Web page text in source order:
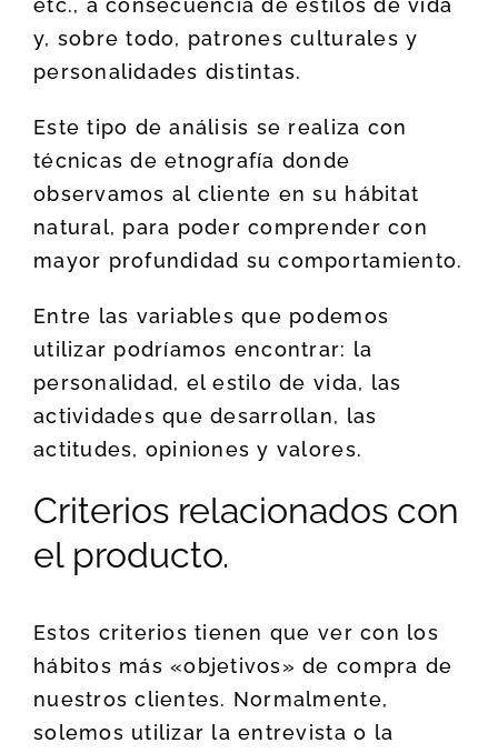
etc., a consecuencia de estilos de vida
y, sobre todo, patrones culturales y
personalidades distintas.
Este tipo de análisis se realiza con
técnicas de etnografía donde
observamos al cliente en su hábitat
natural, para poder comprender con
mayor profundidad su comportamiento.
Entre las variables que podemos
utilizar podríamos encontrar: la
personalidad, el estilo de vida, las
actividades que desarrollan, las
actitudes, opiniones y valores.
Criterios relacionados con
el producto.
Estos criterios tienen que ver con los
hábitos más «objetivos» de compra de
nuestros clientes. Normalmente,
solemos utilizar la entrevista o la